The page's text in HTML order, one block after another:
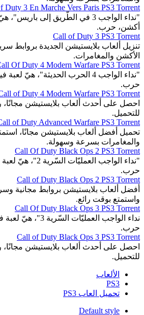
Duty 3 En Marche Vers Paris PS3 Torrent
"نداء الواجب 3 في الطّريق إلى
أكشن، حرب.
Call of Duty 3 PS3 Torrent
تنزيل ألعاب بلايستيشن الجديدة بروابط
الأكشن والمغامرات.
Of Duty 4 Modern Warfare PS3 Torrent
"نداء الواجب 4 الحرب الحديثة"،
حرب.
of Duty 4 Modern Warfare PS3 Torrent
احصل على أحدث ألعاب بلايستيشن
للتحميل.
of Duty Advanced Warfare PS3 Torrent
تحميل أفضل ألعاب بلايستيشن مجانًا،
والمغامرات بسرعة وسهولة.
Call Of Duty Black Ops 2 PS3 Torrent
"نداء الواجب
حرب.
Call of Duty Black Ops 2 PS3 Torrent
أفضل ألعاب بلايستيشن بروابط مجانية
واستمتع بوقت رائع.
Call Of Duty Black Ops 3 PS3 Torrent
نداء الواجب العمليّات
حرب.
Call of Duty Black Ops 3 PS3 Torrent
احصل على أحدث ألعاب بلايستيشن
للتحميل.
الألعاب
PS3
تحميل العاب PS3
Default style